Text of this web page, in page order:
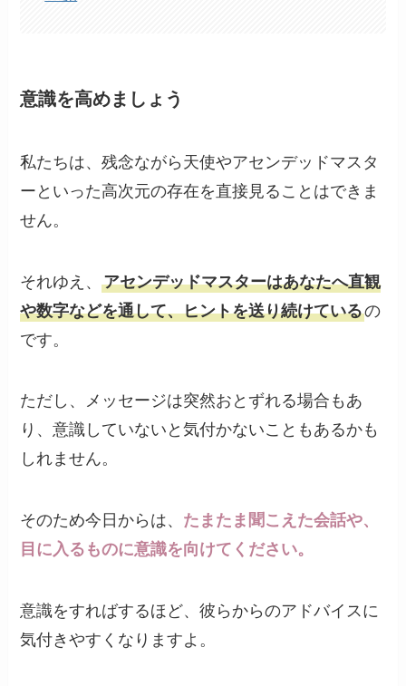
意識を高めましょう
私たちは、残念ながら天使やアセンデッドマスタ
ーといった高次元の存在を直接見ることはできま
せん。
それゆえ、アセンデッドマスターはあなたへ直観
や数字などを通して、ヒントを送り続けているの
です。
ただし、メッセージは突然おとずれる場合もあ
り、意識していないと気付かないこともあるかも
しれません。
そのため今日からは、 たまたま聞こえた会話や、
目に入るものに意識を向けてください。
意識をすればするほど、彼らからのアドバイスに
気付きやすくなりますよ。